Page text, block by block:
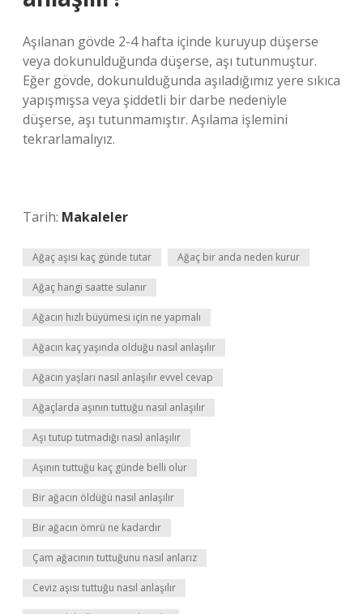
Aşılanan gövde 2-4 hafta içinde kuruyup düşerse
veya dokunulduğunda düşerse, aşı tutunmuştur.
Eğer gövde, dokunulduğunda aşıladığımız yere sıkıca
yapışmışsa veya şiddetli bir darbe nedeniyle
düşerse, aşı tutunmamıştır. Aşılama işlemini
tekrarlamalıyız.
Tarih: Makaleler
Ağaç aşısı kaç günde tutar Ağaç bir anda neden kurur
Ağaç hangi saatte sulanır
Ağacın hızlı büyümesi için ne yapmalı
Ağacın kaç yaşında olduğu nasıl anlaşılır
Ağacın yaşları nasıl anlaşılır evvel cevap
Ağaçlarda aşının tuttuğu nasıl anlaşılır
Aşı tutup tutmadığı nasıl anlaşılır
Aşının tuttuğu kaç günde belli olur
Bir ağacın öldüğü nasıl anlaşılır
Bir ağacın ömrü ne kadardır
Çam ağacının tuttuğunu nasıl anlarız
Ceviz aşısı tuttuğu nasıl anlaşılır